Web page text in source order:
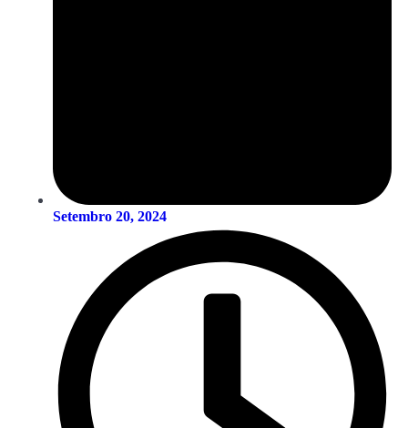
Setembro 20, 2024